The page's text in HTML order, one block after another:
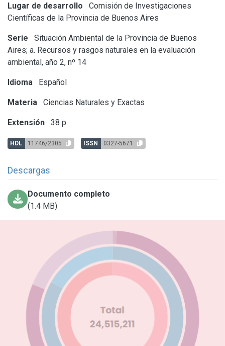
Lugar de desarrollo
Comisión de Investigaciones
Científicas de la Provincia de Buenos Aires
Serie
Situación Ambiental de la Provincia de Buenos
Aires; a. Recursos y rasgos naturales en la evaluación
ambiental, año 2, nº 14
Idioma Español
Materia Ciencias Naturales y Exactas
Extensión 38 p.
HDL 11746/2305 ISSN 0327-5671
Descargas
Documento completo
(1.4 MB)